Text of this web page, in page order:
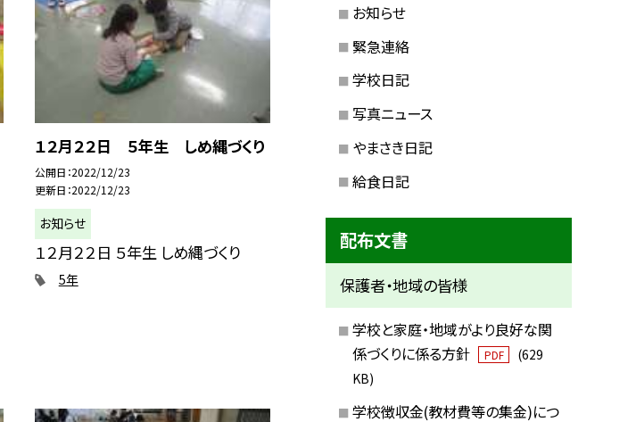
１２月２２日 ５年生 しめ縄づくり
公開日 2022/12/23
更新日 2022/12/23
お知らせ
１２月２２日 ５年生 しめ縄づくり
5年
お知らせ
緊急連絡
学校日記
写真ニュース
やまさき日記
給食日記
配布文書
保護者・地域の皆様
学校と家庭・地域がより良好な関
係づくりに係る方針
PDF
(629
KB)
学校徴収金(教材費等の集金)につ